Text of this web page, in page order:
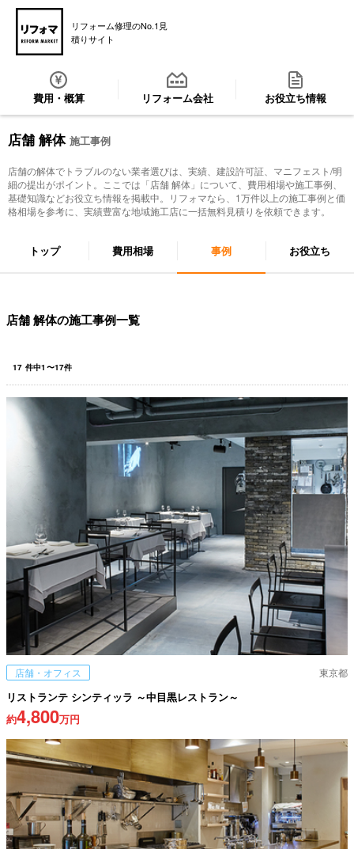
リフォーム修理のNo.1見
積りサイト
費用・概算 リフォーム会社 お役立ち情報
店舗 解体 施工事例
店舗の解体でトラブルのない業者選びは、実績、建設許可証、マニフェスト/明
細の提出がポイント。ここでは「店舗 解体 」について、費用相場や施工事例、
基礎知識などお役立ち情報を掲載中。リフォマなら、1万件以上の施工事例と価
格相場を参考に、実績豊富な地域施工店に一括無料見積りを依頼できます。
トップ 費用相場 事例 お役立ち
店舗 解体の施工事例一覧
17 件中1 〜17件
店舗・オフィス 東京都
リストランテ シンティッラ ～中目黒レストラン～
約4,800万円